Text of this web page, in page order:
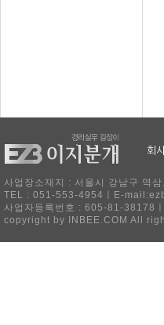
회
사업장소재지 : 서울시 강남구 역
TEL : 051-553-4954ㅣE-
사업자등록번호 : 605-81-38178
copyright by INBEE.COM All